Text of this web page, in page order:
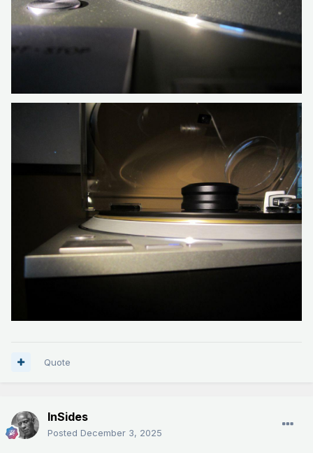
Quote
InSides
Posted December 3, 2025